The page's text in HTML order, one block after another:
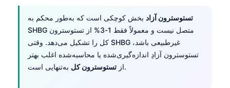
تستوسترون آزاد بخش کوچکی است که به‌طور محکم به
SHBG متصل نیست و معمولاً فقط 1-3% از تستوسترون
کل را تشکیل می‌دهد. وقتی SHBG غیرطبیعی باشد،
تستوسترون آزادِ اندازه‌گیری‌شده یا محاسبه‌شده اغلب بهتر
از تستوسترون کل به‌تنهایی است.